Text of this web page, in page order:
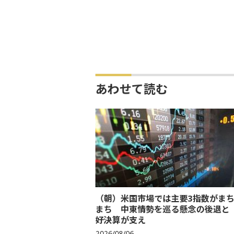
あわせて読む
（朝）米国市場では主要3指数がまち
まち 中東情勢を巡る懸念の後退と
好決算が支え